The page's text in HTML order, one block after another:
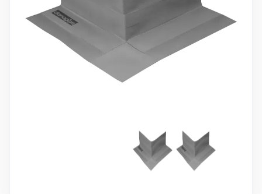
+7(495) 988-86-47
sales@stroyholding.ru